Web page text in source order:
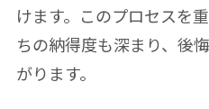
けます。このプロセスを
ちの納得度も深まり、後
がります。